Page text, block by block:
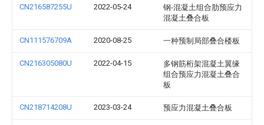
CN216587255U 2022-05-24
钢-混凝土组合肋预应力
混凝土叠合板
CN111576709A 2020-08-25 一种预制局部叠合楼板
CN216305080U 2022-04-15
多钢筋桁架混凝土翼缘
组合预应力混凝土叠合
板
CN218714208U 2023-03-24 预应力混凝土叠合板